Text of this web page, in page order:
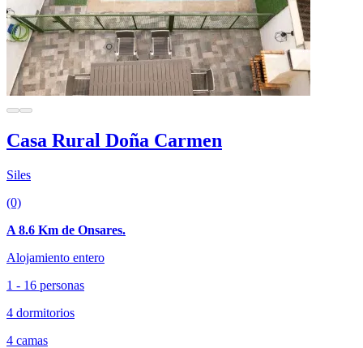
Casa Rural Doña Carmen
Siles
(0)
A 8.6 Km de Onsares.
Alojamiento entero
1 - 16 personas
4 dormitorios
4 camas